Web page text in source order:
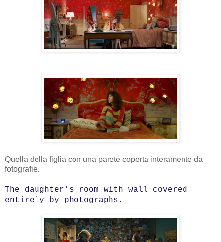
Quella della figlia con una parete coperta interamente da
fotografie.
The daughter's room with wall covered
entirely by photographs.